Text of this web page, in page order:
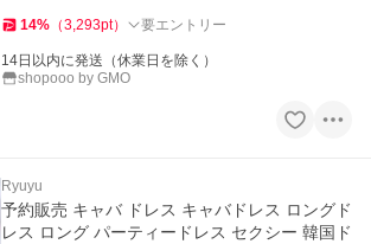
14% （3,293pt） 要エントリー
14日以内に発送（休業日を除く）
shopooo by GMO
Ryuyu
予約販売 キャバ ドレス キャバドレス ロングド
レス ロング パーティードレス セクシー 韓国ド